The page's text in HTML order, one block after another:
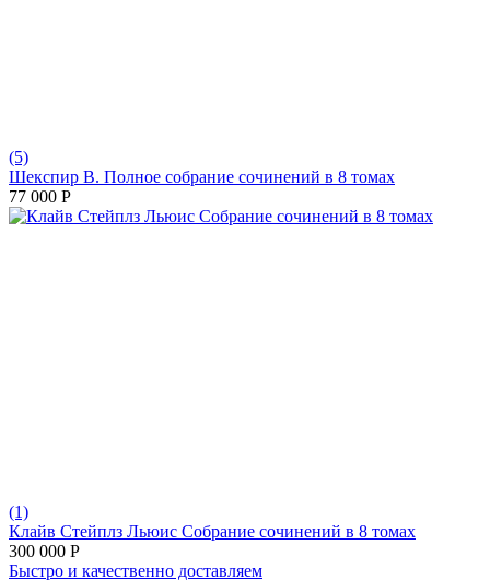
(5)
Шекспир В. Полное собрание сочинений в 8 томах
77 000 Р
(1)
Клайв Стейплз Льюис Собрание сочинений в 8 томах
300 000 Р
Быстро и качественно доставляем